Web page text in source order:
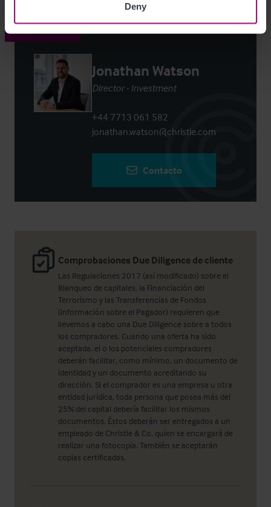
Deny
Comprobaciones Due Diligence de cliente
Las Regulaciones 2017 (así modificado) sobre el
Blanqueo de capitales, la Financiación del
Terrorismo y las Transferencias de Fondos
(información sobre el Pagador) requieren que
llevemos a cabo una Due Diligence sobre a todos
los compradores. Cuando una oferta ha sido
aceptada, el o los potenciales compradores
deberán facilitar, como mínimo, un documento de
identidad y un documento acreditando su
dirección. Si el comprador es una empresa u otra
entidad jurídica, toda persona que posea más del
25% del capital debería facilitar los mismos
documentos. Éstos deberán ser entregados a un
empleado de Christie & Co, quien se encargará de
realizar una fotocopia. También se aceptarán
copias certificadas.
Contacto
Jonathan Watson
Director - Investment
+44 7713 061 582
jonathan.watson@christie.com
Contacto